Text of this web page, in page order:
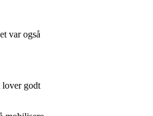
var også
lover godt